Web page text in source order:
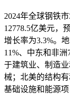
2024年全球钢铁
12778.5亿美元，
增长率为3.3%。
11%、中东和非
于建筑业、制造
械；北美的结构
基础设施和能源项